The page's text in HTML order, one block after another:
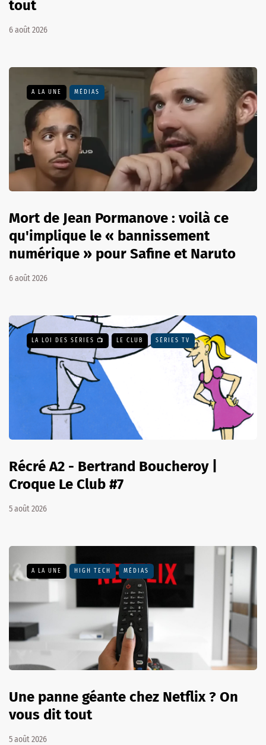
tout
6 août 2026
A LA UNE MÉDIAS
Mort de Jean Pormanove : voilà ce
qu'implique le « bannissement
numérique » pour Safine et Naruto
6 août 2026
LA LOI DES SÉRIES 📺 LE CLUB SÉRIES TV
Récré A2 - Bertrand Boucheroy |
Croque Le Club #7
5 août 2026
A LA UNE HIGH TECH MÉDIAS
Une panne géante chez Netflix ? On
vous dit tout
5 août 2026